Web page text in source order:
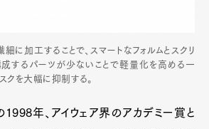
細に加工することで、スマートなフォルムとスクリ
成するパーツが少ないことで軽量化を高める一
クを大幅に抑制する。
年、アイウェア界のアカデミー賞と